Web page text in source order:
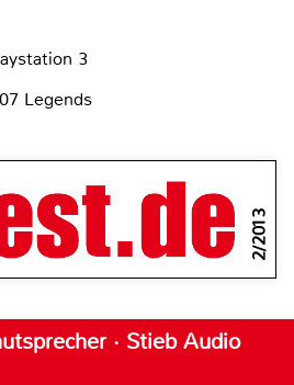
3
Legends
2/2013
· Stieb Audio